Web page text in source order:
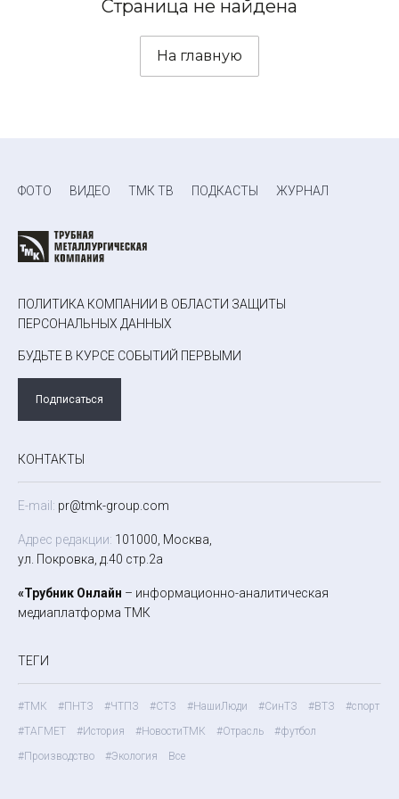
Страница не найдена
На главную
ФОТО ВИДЕО ТМК ТВ ПОДКАСТЫ ЖУРНАЛ
ПОЛИТИКА КОМПАНИИ В ОБЛАСТИ ЗАЩИТЫ
ПЕРСОНАЛЬНЫХ ДАННЫХ
БУДЬТЕ В КУРСЕ СОБЫТИЙ ПЕРВЫМИ
Подписаться
КОНТАКТЫ
E-mail: pr@tmk-group.com
Адрес редакции: 101000, Москва,
ул. Покровка, д.40 стр.2а
«Трубник Онлайн – информационно-аналитическая
медиаплатформа ТМК
ТЕГИ
#ТМК #ПНТЗ #ЧТПЗ #СТЗ #НашиЛюди #СинТЗ #ВТЗ
#спорт
#ТАГМЕТ
#История #НовостиТМК #Отрасль
#футбол
#Производство
#Экология Все